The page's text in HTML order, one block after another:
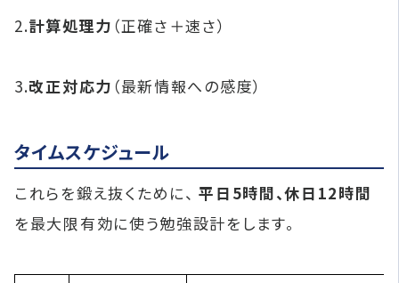
2.計算処理力 （正確さ＋速さ）
3.改正対応力 （最新情報への感度）
タイムスケジュール
これらを鍛え抜くために、平日5時間、休日12時間
を最大限有効に使う勉強設計をします。